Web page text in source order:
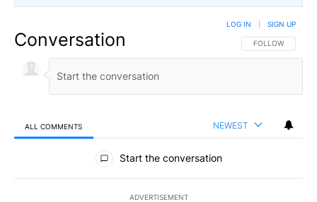
Conversation FOLLOW THIS
FOLLOW
LOG IN SIGN UP
ALL COMMENTS NEWEST
All Comments
Start the conversation
ADVERTISEMENT